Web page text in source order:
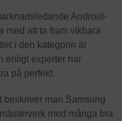
Android-
med att ta fram vikbara
i den kategorin är
enligt experter har
på perfekt.
beskriver man Samsung
med många bra